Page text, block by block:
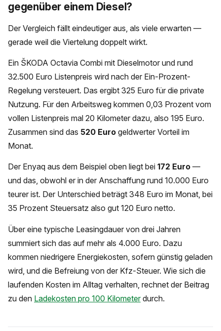
gegenüber einem Diesel?
Der Vergleich fällt eindeutiger aus, als viele erwarten —
gerade weil die Viertelung doppelt wirkt.
Ein ŠKODA Octavia Combi mit Dieselmotor und rund
32.500 Euro Listenpreis wird nach der Ein-Prozent-
Regelung versteuert. Das ergibt 325 Euro für die private
Nutzung. Für den Arbeitsweg kommen 0,03 Prozent vom
vollen Listenpreis mal 20 Kilometer dazu, also 195 Euro.
Zusammen sind das 520 Euro geldwerter Vorteil im
Monat.
Der Enyaq aus dem Beispiel oben liegt bei 172 Euro —
und das, obwohl er in der Anschaffung rund 10.000 Euro
teurer ist. Der Unterschied beträgt 348 Euro im Monat, bei
35 Prozent Steuersatz also gut 120 Euro netto.
Über eine typische Leasingdauer von drei Jahren
summiert sich das auf mehr als 4.000 Euro. Dazu
kommen niedrigere Energiekosten, sofern günstig geladen
wird, und die Befreiung von der Kfz-Steuer. Wie sich die
laufenden Kosten im Alltag verhalten, rechnet der Beitrag
zu den Ladekosten pro 100 Kilometerdurch.